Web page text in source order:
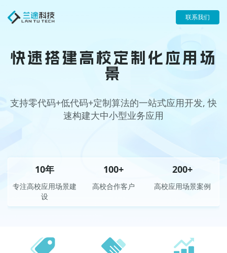
联系我们
快速搭建高校定制化应用场
景
支持零代码+低代码+定制算法的一站式应用开发, 快
速构建大中小型业务应用
10年
专注高校应用场景建
设
100+
高校合作客户
200+
高校应用场景案例